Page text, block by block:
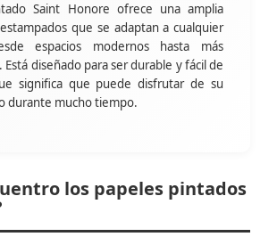
Saint Honore ofrece una amplia
que se adaptan a cualquier
espacios modernos hasta más
Está diseñado para ser durable y fácil de
significa que puede disfrutar de su
durante mucho tiempo.
los papeles pintados